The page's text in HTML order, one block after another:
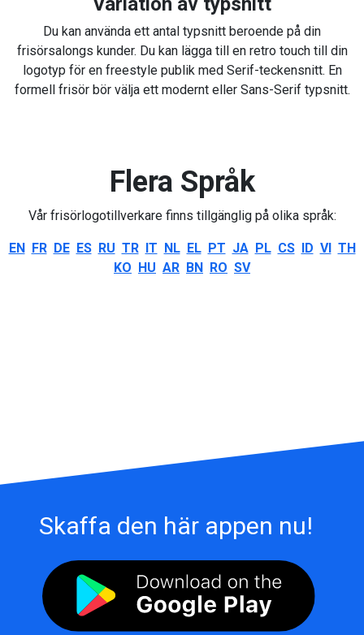
Du kan använda ett antal typsnitt beroende på din
frisörsalongs kunder. Du kan lägga till en retro touch till din
logotyp för en freestyle publik med Serif-teckensnitt. En
formell frisör bör välja ett modernt eller Sans-Serif typsnitt.
Flera Språk
Vår frisörlogotillverkare finns tillgänglig på olika språk:
EN FR DE ES RU TR IT NL EL PT JA PL CS ID VI TH
KO HU AR BN RO SV
Skaffa den här appen nu!